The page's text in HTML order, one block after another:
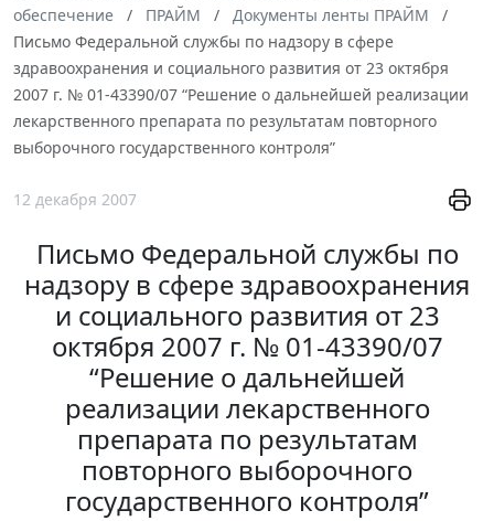
обеспечение
ПРАЙМ
Документы ленты ПРАЙМ
Письмо Федеральной службы по надзору в сфере
здравоохранения и социального развития от 23 октября
2007 г. № 01-43390/07 “Решение о дальнейшей реализации
лекарственного препарата по результатам повторного
выборочного государственного контроля”
12 декабря 2007
Письмо Федеральной службы по
надзору в сфере здравоохранения
и социального развития от 23
октября 2007 г. № 01-43390/07
“Решение о дальнейшей
реализации лекарственного
препарата по результатам
повторного выборочного
государственного контроля”